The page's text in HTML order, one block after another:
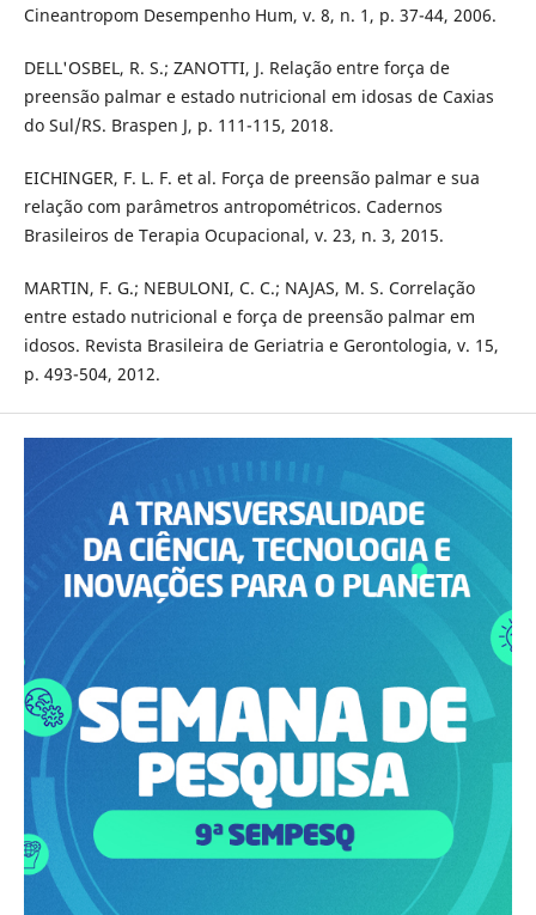
Cineantropom Desempenho Hum, v. 8, n. 1, p. 37-44, 2006.
DELL'OSBEL, R. S.; ZANOTTI, J. Relação entre força de
preensão palmar e estado nutricional em idosas de Caxias
do Sul/RS. Braspen J, p. 111-115, 2018.
EICHINGER, F. L. F. et al. Força de preensão palmar e sua
relação com parâmetros antropométricos. Cadernos
Brasileiros de Terapia Ocupacional, v. 23, n. 3, 2015.
MARTIN, F. G.; NEBULONI, C. C.; NAJAS, M. S. Correlação
entre estado nutricional e força de preensão palmar em
idosos. Revista Brasileira de Geriatria e Gerontologia, v. 15,
p. 493-504, 2012.